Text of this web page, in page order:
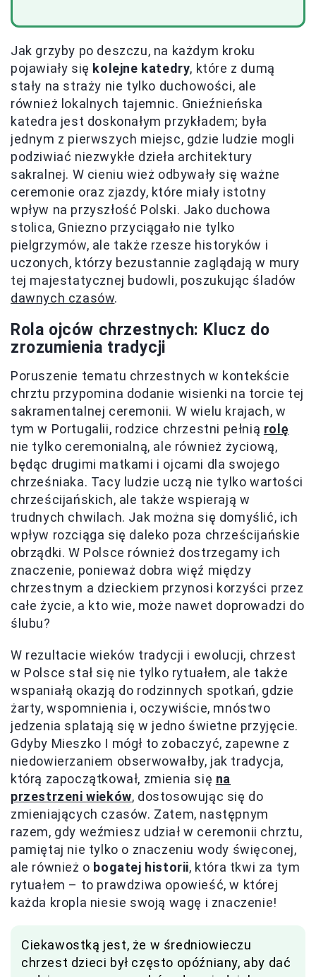
Jak grzyby po deszczu, na każdym kroku
pojawiały się kolejne katedry, które z dumą
stały na straży nie tylko duchowości, ale
również lokalnych tajemnic. Gnieźnieńska
katedra jest doskonałym przykładem; była
jednym z pierwszych miejsc, gdzie ludzie mogli
podziwiać niezwykłe dzieła architektury
sakralnej. W cieniu wież odbywały się ważne
ceremonie oraz zjazdy, które miały istotny
wpływ na przyszłość Polski. Jako duchowa
stolica, Gniezno przyciągało nie tylko
pielgrzymów, ale także rzesze historyków i
uczonych, którzy bezustannie zaglądają w mury
tej majestatycznej budowli, poszukując śladów
dawnych czasów.
Rola ojców chrzestnych: Klucz do
zrozumienia tradycji
Poruszenie tematu chrzestnych w kontekście
chrztu przypomina dodanie wisienki na torcie tej
sakramentalnej ceremonii. W wielu krajach, w
tym w Portugalii, rodzice chrzestni pełnią rolę
nie tylko ceremonialną, ale również życiową,
będąc drugimi matkami i ojcami dla swojego
chrześniaka. Tacy ludzie uczą nie tylko wartości
chrześcijańskich, ale także wspierają w
trudnych chwilach. Jak można się domyślić, ich
wpływ rozciąga się daleko poza chrześcijańskie
obrządki. W Polsce również dostrzegamy ich
znaczenie, ponieważ dobra więź między
chrzestnym a dzieckiem przynosi korzyści przez
całe życie, a kto wie, może nawet doprowadzi do
ślubu?
W rezultacie wieków tradycji i ewolucji, chrzest
w Polsce stał się nie tylko rytuałem, ale także
wspaniałą okazją do rodzinnych spotkań, gdzie
żarty, wspomnienia i, oczywiście, mnóstwo
jedzenia splatają się w jedno świetne przyjęcie.
Gdyby Mieszko I mógł to zobaczyć, zapewne z
niedowierzaniem obserwowałby, jak tradycja,
którą zapoczątkował, zmienia się na
przestrzeni wieków, dostosowując się do
zmieniających czasów. Zatem, następnym
razem, gdy weźmiesz udział w ceremonii chrztu,
pamiętaj nie tylko o znaczeniu wody święconej,
ale również o bogatej historii, która tkwi za tym
rytuałem – to prawdziwa opowieść, w której
każda kropla niesie swoją wagę i znaczenie!
Ciekawostką jest, że w średniowieczu
chrzest dzieci był często opóźniany, aby dać